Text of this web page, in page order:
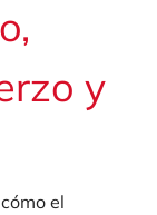
y
el